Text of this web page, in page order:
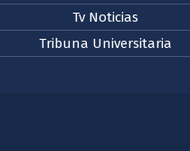
Tv Noticias
Tribuna Universitaria